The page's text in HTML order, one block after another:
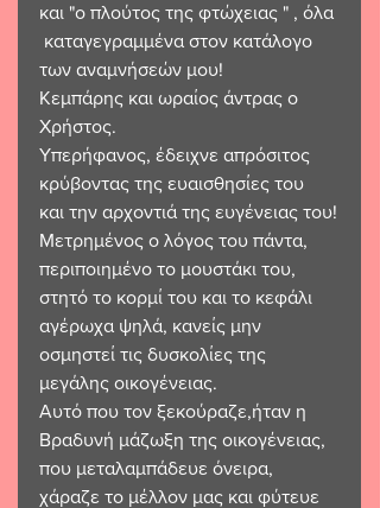
και "ο πλούτος της φτώχειας " , όλα
καταγεγραμμένα στον κατάλογο
των αναμνήσεών μου!
Κεμπάρης και ωραίος άντρας ο
Χρήστος.
Υπερήφανος, έδειχνε απρόσιτος
κρύβοντας της ευαισθησίες του
και την αρχοντιά της ευγένειας του!
Μετρημένος ο λόγος του πάντα,
περιποιημένο το μουστάκι του,
στητό το κορμί του και το κεφάλι
αγέρωχα ψηλά, κανείς μην
οσμηστεί τις δυσκολίες της
μεγάλης οικογένειας.
Αυτό που τον ξεκούραζε,ήταν η
Βραδυνή μάζωξη της οικογένειας,
που μεταλαμπάδευε όνειρα,
χάραζε το μέλλον μας και φύτευε